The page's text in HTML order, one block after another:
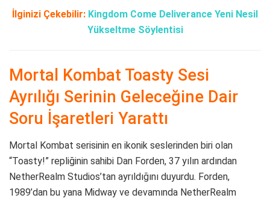
İlginizi Çekebilir: Kingdom Come Deliverance Yeni Nesil
Yükseltme Söylentisi
Mortal Kombat Toasty Sesi
Ayrılığı Serinin Geleceğine Dair
Soru İşaretleri Yarattı
Mortal Kombat serisinin en ikonik seslerinden biri olan
“Toasty!” repliğinin sahibi Dan Forden, 37 yılın ardından
NetherRealm Studios’tan ayrıldığını duyurdu. Forden,
1989’dan bu yana Midway ve devamında NetherRealm